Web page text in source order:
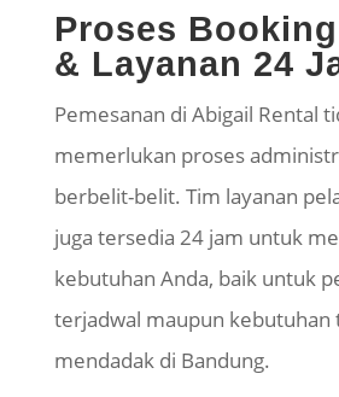
Proses
& Layanan 24
Pemesanan di Abigail Rental
memerlukan proses
berbelit-belit. Tim layanan
juga tersedia 24 jam untuk
kebutuhan Anda, baik untuk
terjadwal maupun kebutuhan
mendadak di Bandung.